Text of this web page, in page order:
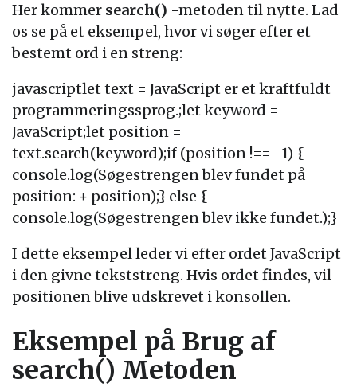
Her kommer search() -metoden til nytte. Lad
os se på et eksempel, hvor vi søger efter et
bestemt ord i en streng:
javascriptlet text = JavaScript er et kraftfuldt
programmeringssprog.;let keyword =
JavaScript;let position =
text.search(keyword);if (position !== -1) {
console.log(Søgestrengen blev fundet på
position: + position);} else {
console.log(Søgestrengen blev ikke fundet.);}
I dette eksempel leder vi efter ordet JavaScript
i den givne tekststreng. Hvis ordet findes, vil
positionen blive udskrevet i konsollen.
Eksempel på Brug af
search() Metoden